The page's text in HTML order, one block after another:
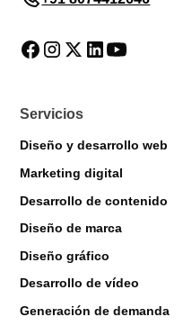
Servicios
Diseño y desarrollo web
Marketing digital
Desarrollo de contenido
Diseño de marca
Diseño gráfico
Desarrollo de vídeo
Generación de demanda
Markiverse Assistant
Online · Always available